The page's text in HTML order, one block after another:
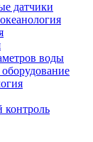
датчики
воды
контроль